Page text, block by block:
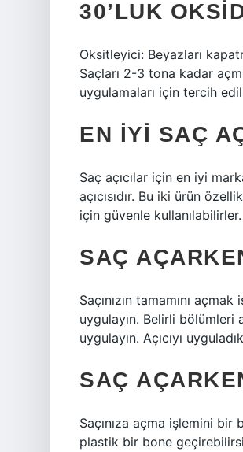
30’LUK
Oksitleyici: Beyazları
Saçları 2-3 tona kadar
uygulamaları için tercih
EN IYI SAÇ
Saç açıcılar için en iyi
açıcısıdır. Bu iki ürün
için güvenle
SAÇ
Saçınızın tamamını
uygulayın. Belirli bölümleri
uygulayın. Açıcıyı
SAÇ
Saçınıza açma işlemini bir
plastik bir bone